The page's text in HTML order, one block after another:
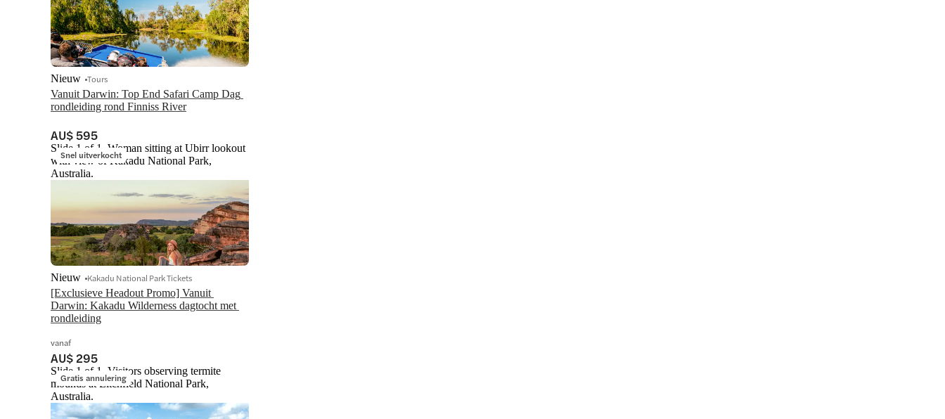
Vanuit Darwin: Top End Safari Camp Dag
rondleiding rond Finniss River
Nieuw Tours
AU$ 595
Snel uitverkocht
Slide 1 of 1, Woman sitting at Ubirr lookout
with view of Kakadu National Park,
Australia.
[Exclusieve Headout Promo] Vanuit
Darwin: Kakadu Wilderness dagtocht met
rondleiding
Nieuw Kakadu National Park Tickets
vanaf
AU$ 295
Gratis annulering
Slide 1 of 1, Visitors observing termite
mounds at Litchfield National Park,
Australia.